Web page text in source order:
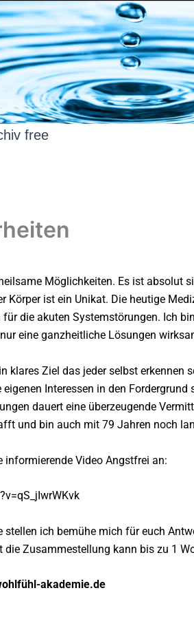
free
Möglichkeiten. Es ist absolut
Körper ist ein Unikat. Die heutige
die akuten Systemstörungen. Ich
eine ganzheitliche Lösungen
klares Ziel das jeder selbst erkennen
Interessen in den Fordergrund
dauert eine überzeugende
und bin auch mit 79 Jahren noch
informierende Video Angstfrei an:
stellen ich bemühe mich für euch
Zusammestellung kann bis zu 1
akademie.de